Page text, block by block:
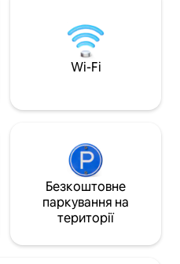
Fairmont Beach
заходи сонця та
побудовані для
небом ✓ 5-
Wi-Fi
Безкоштовне
паркування на
території